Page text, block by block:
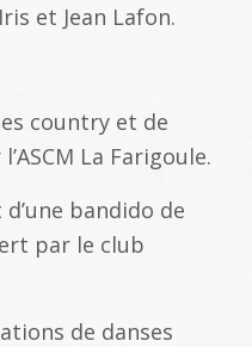
et Jean Lafon.
country et de
La Farigoule.
bandido de
par le club
de danses